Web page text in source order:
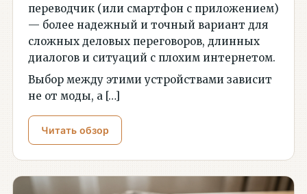
переводчик (или смартфон с приложением)
— более надежный и точный вариант для
сложных деловых переговоров, длинных
диалогов и ситуаций с плохим интернетом.
Выбор между этими устройствами зависит
не от моды, а […]
Читать обзор